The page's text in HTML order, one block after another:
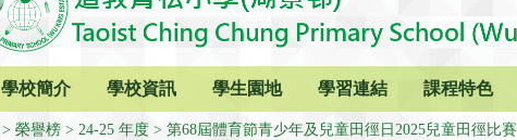
學校簡介 學校資訊 學生園地 學習連結 課程特色
榮譽榜 24-25 年度 第68屆體育節青少年及兒童田徑日2025兒童田徑比賽